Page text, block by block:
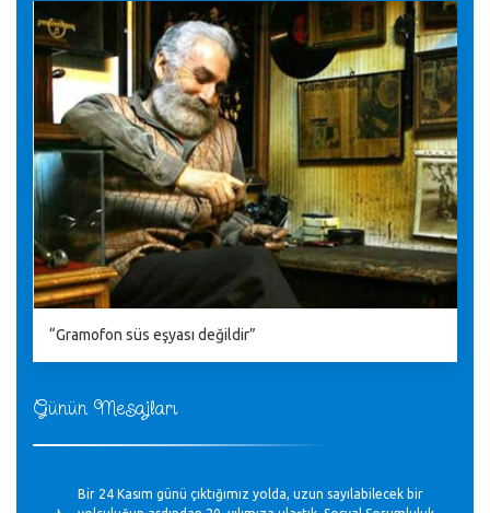
Günün Mesajları
Bir 24 Kasım günü çıktığımız yolda, uzun sayılabilecek bir
“Gramofon süs eşyası değildir”